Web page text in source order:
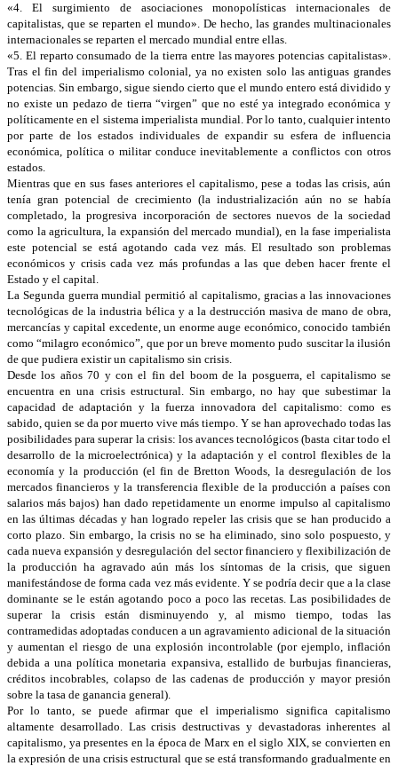
«4. El surgimiento de asociaciones monopolísticas internacionales de
capitalistas, que se reparten el mundo». De hecho, las grandes multinacionales
internacionales se reparten el mercado mundial entre ellas.
«5. El reparto consumado de la tierra entre las mayores potencias capitalistas».
Tras el fin del imperialismo colonial, ya no existen solo las antiguas grandes
potencias. Sin embargo, sigue siendo cierto que el mundo entero está dividido y
no existe un pedazo de tierra “virgen” que no esté ya integrado económica y
políticamente en el sistema imperialista mundial. Por lo tanto, cualquier intento
por parte de los estados individuales de expandir su esfera de influencia
económica, política o militar conduce inevitablemente a conflictos con otros
estados.
Mientras que en sus fases anteriores el capitalismo, pese a todas las crisis, aún
tenía gran potencial de crecimiento (la industrialización aún no se había
completado, la progresiva incorporación de sectores nuevos de la sociedad
como la agricultura, la expansión del mercado mundial), en la fase imperialista
este potencial se está agotando cada vez más. El resultado son problemas
económicos y crisis cada vez más profundas a las que deben hacer frente el
Estado y el capital.
La Segunda guerra mundial permitió al capitalismo, gracias a las innovaciones
tecnológicas de la industria bélica y a la destrucción masiva de mano de obra,
mercancías y capital excedente, un enorme auge económico, conocido también
como “milagro económico”, que por un breve momento pudo suscitar la ilusión
de que pudiera existir un capitalismo sin crisis.
Desde los años 70 y con el fin del boom de la posguerra, el capitalismo se
encuentra en una crisis estructural. Sin embargo, no hay que subestimar la
capacidad de adaptación y la fuerza innovadora del capitalismo: como es
sabido, quien se da por muerto vive más tiempo. Y se han aprovechado todas las
posibilidades para superar la crisis: los avances tecnológicos (basta citar todo el
desarrollo de la microelectrónica) y la adaptación y el control flexibles de la
economía y la producción (el fin de Bretton Woods, la desregulación de los
mercados financieros y la transferencia flexible de la producción a países con
salarios más bajos) han dado repetidamente un enorme impulso al capitalismo
en las últimas décadas y han logrado repeler las crisis que se han producido a
corto plazo. Sin embargo, la crisis no se ha eliminado, sino solo pospuesto, y
cada nueva expansión y desregulación del sector financiero y flexibilización de
la producción ha agravado aún más los síntomas de la crisis, que siguen
manifestándose de forma cada vez más evidente. Y se podría decir que a la clase
dominante se le están agotando poco a poco las recetas. Las posibilidades de
superar la crisis están disminuyendo y, al mismo tiempo, todas las
contramedidas adoptadas conducen a un agravamiento adicional de la situación
y aumentan el riesgo de una explosión incontrolable (por ejemplo, inflación
debida a una política monetaria expansiva, estallido de burbujas financieras,
créditos incobrables, colapso de las cadenas de producción y mayor presión
sobre la tasa de ganancia general).
Por lo tanto, se puede afirmar que el imperialismo significa capitalismo
altamente desarrollado. Las crisis destructivas y devastadoras inherentes al
capitalismo, ya presentes en la época de Marx en el siglo XIX, se convierten en
la expresión de una crisis estructural que se está transformando gradualmente en